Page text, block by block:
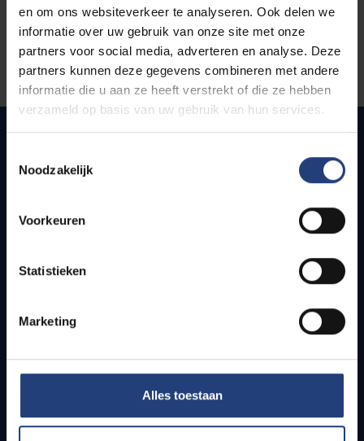
en om ons websiteverkeer te analyseren. Ook delen we
informatie over uw gebruik van onze site met onze
partners voor social media, adverteren en analyse. Deze
partners kunnen deze gegevens combineren met andere
informatie die u aan ze heeft verstrekt of die ze hebben
verzameld op basis van uw gebruik van hun services.
Noodzakelijk
Voorkeuren
Statistieken
Marketing
Alles toestaan
Quick links
How to get to the VUB campuses
Students